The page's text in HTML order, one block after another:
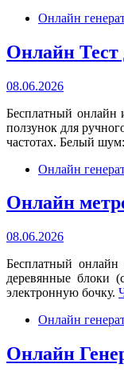
Онлайн
Онлайн
08.06.2026
Бесплатный онлайн
ползунок для
частотах. Белый
Онлайн
Онлайн
08.06.2026
Бесплатный
деревянные блоки
электронную бочку.
Онлайн
Онлайн